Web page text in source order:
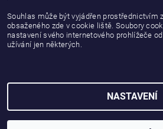
2026 © gattanera.com, všechna
Souhlas může být vyjádřen prostřednictvím
obsaženého zde v cookie liště. Soubory
nastavení svého internetového prohlížeče
užívání jen některých.
NASTAVENÍ